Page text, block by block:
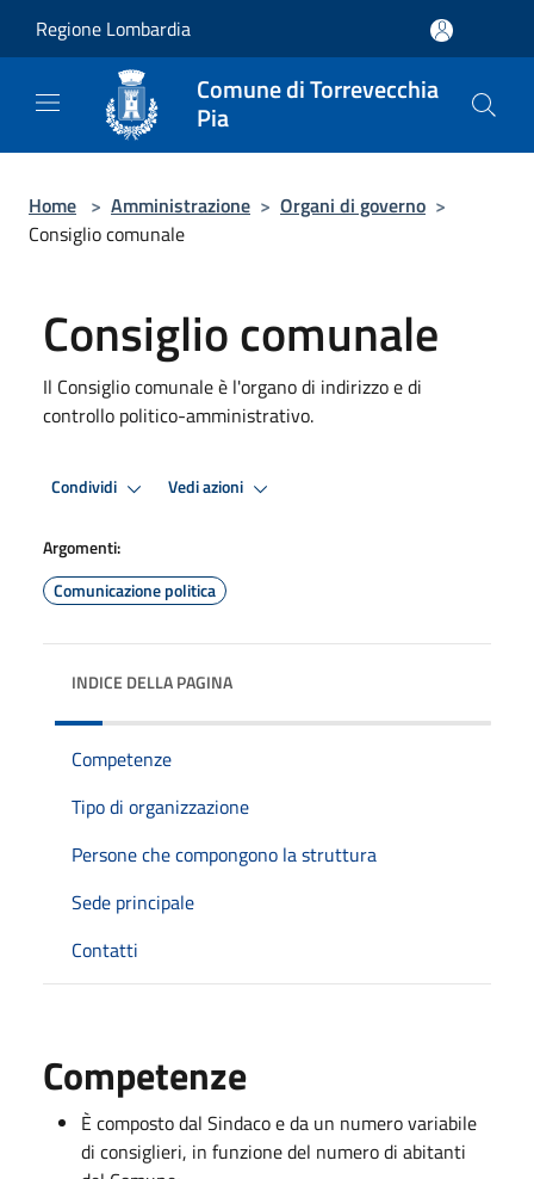
Regione Lombardia
Comune di Torrevecchia
Pia
Home > Amministrazione > Organi di governo >
Consiglio comunale
Consiglio comunale
Il Consiglio comunale è l'organo di indirizzo e di
controllo politico-amministrativo.
Condividi Vedi azioni
Argomenti:
Comunicazione politica
INDICE DELLA PAGINA
Competenze
Tipo di organizzazione
Persone che compongono la struttura
Sede principale
Contatti
Competenze
È composto dal Sindaco e da un numero variabile
di consiglieri, in funzione del numero di abitanti